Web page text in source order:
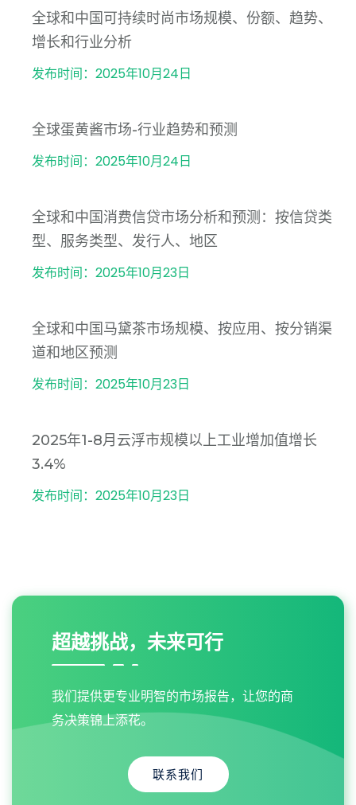
全球和中国可持续时尚市场规模、份额、趋势、
增长和行业分析
发布时间：2025年10月24日
全球蛋黄酱市场-行业趋势和预测
发布时间：2025年10月24日
全球和中国消费信贷市场分析和预测：按信贷类
型、服务类型、发行人、地区
发布时间：2025年10月23日
全球和中国马黛茶市场规模、按应用、按分销渠
道和地区预测
发布时间：2025年10月23日
2025年1-8月云浮市规模以上工业增加值增长
3.4%
发布时间：2025年10月23日
超越挑战，未来可行
我们提供更专业明智的市场报告，让您的商
务决策锦上添花。
联系我们